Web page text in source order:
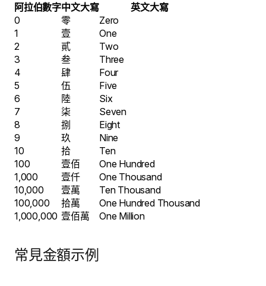
阿拉伯數字中文大寫
英文大寫
0
零
Zero
1
壹
One
2
貳
Two
3
叁
Three
4
肆
Four
5
伍
Five
6
陸
Six
7
柒
Seven
8
捌
Eight
9
玖
Nine
10
拾
Ten
100
壹佰
One Hundred
1,000
壹仟
One Thousand
10,000
壹萬
Ten Thousand
100,000
拾萬
One Hundred Thousand
1,000,000 壹佰萬 One Million
常見金額示例